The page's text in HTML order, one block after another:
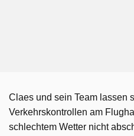
Claes und sein Team lassen
Verkehrskontrollen am
schlechtem Wetter nicht